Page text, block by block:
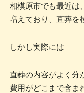
相模原市でも最近は、
増えており、直葬を
しかし実際には
直葬の内容がよく分
費用がどこまで含ま